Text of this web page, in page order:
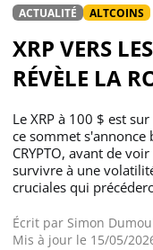
ACTUALITÉ ALTCOINS
XRP VERS
RÉVÈLE LA
Le XRP à 100 $ est
ce sommet s'annonce
CRYPTO, avant de
survivre à une
cruciales qui
Écrit par Simon
Mis à jour le 15/05/